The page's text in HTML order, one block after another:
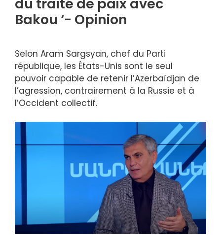
du traité de paix avec
Bakou ‘- Opinion
Selon Aram Sargsyan, chef du Parti
république, les États-Unis sont le seul
pouvoir capable de retenir l’Azerbaïdjan de
l’agression, contrairement à la Russie et à
l’Occident collectif.